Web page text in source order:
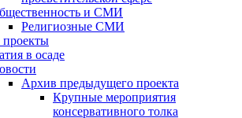
и СМИ
Религиозные СМИ
в осаде
Архив предыдущего проекта
Крупные мероприятия
консервативного толка